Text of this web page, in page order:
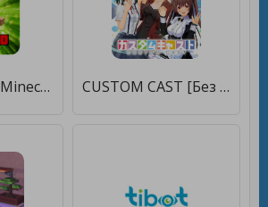
SCP Mods for Minecraft [Premium] CUSTOM CAST [Без рекламы]